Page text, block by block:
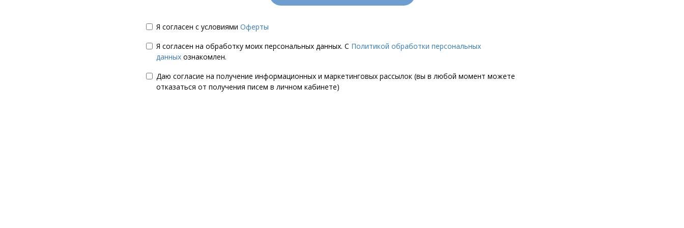
Я согласен с условиями Оферты
Я согласен на обработку моих персональных данных. С Политикой обработки персональных
данных ознакомлен.
Даю согласие на получение информационных и маркетинговых рассылок (вы в любой момент можете
отказаться от получения писем в личном кабинете)